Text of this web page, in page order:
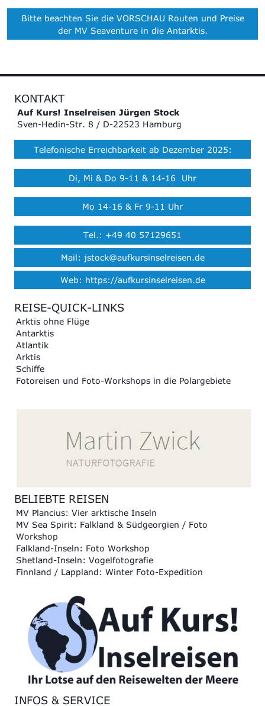
Bitte beachten Sie die VORSCHAU Routen und Preise
der MV Seaventure in die Antarktis.
KONTAKT
Auf Kurs! Inselreisen Jürgen Stock
Sven-Hedin-Str. 8 / D-22523 Hamburg
Telefonische Erreichbarkeit ab Dezember 2025:
Di, Mi & Do 9-11 & 14-16 Uhr
Mo 14-16 & Fr 9-11 Uhr
Tel.: +49 40 57129651
Mail: jstock@aufkursinselreisen.de
Web: https://aufkursinselreisen.de
REISE-QUICK-LINKS
Arktis ohne Flüge
Antarktis
Atlantik
Arktis
Schiffe
Fotoreisen und Foto-Workshops in die Polargebiete
BELIEBTE REISEN
MV Plancius: Vier arktische Inseln
MV Sea Spirit: Falkland & Südgeorgien / Foto
Workshop
Falkland-Inseln: Foto Workshop
Shetland-Inseln: Vogelfotografie
Finnland / Lappland: Winter Foto-Expedition
INFOS & SERVICE